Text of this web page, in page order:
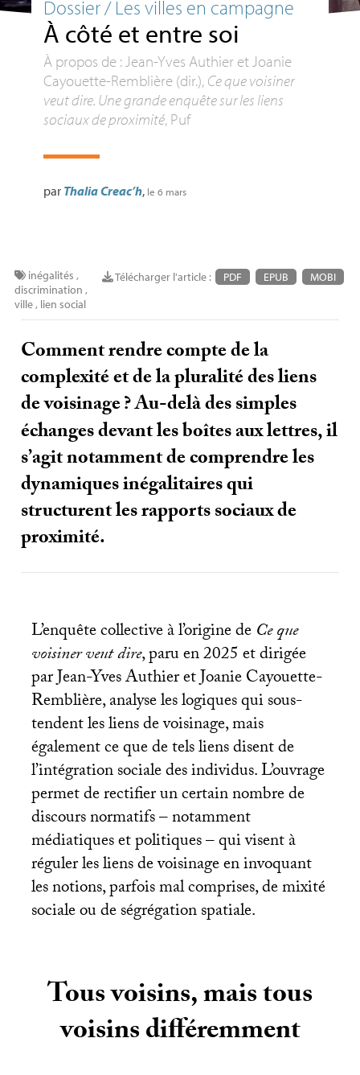
Dossier / Les villes en campagne
À côté et entre soi
À propos de : Jean-Yves Authier et Joanie
Cayouette-Remblière (dir.), Ce que voisiner
veut dire. Une grande enquête sur les liens
sociaux de proximité, Puf
par Thalia Creac’h, le 6 mars
Télécharger l'article : PDF EPUB MOBI
inégalités ,
discrimination ,
ville, lien social
Comment rendre compte de la
complexité et de la pluralité des liens
de voisinage? Au-delà des simples
échanges devant les boîtes aux lettres, il
s’agit notamment de comprendre les
dynamiques inégalitaires qui
structurent les rapports sociaux de
proximité.
L’enquête collective à l’origine deCe que
voisiner veut dire, paru en 2025 et dirigée
par Jean-Yves Authier et Joanie Cayouette-
Remblière, analyse les logiques qui sous-
tendent les liens de voisinage, mais
également ce que de tels liens disent de
l’intégration sociale des individus. L’ouvrage
permet de rectifier un certain nombre de
discours normatifs – notamment
médiatiques et politiques – qui visent à
réguler les liens de voisinage en invoquant
les notions, parfois mal comprises, de mixité
sociale ou de ségrégation spatiale.
Tous voisins, mais tous
voisins différemment